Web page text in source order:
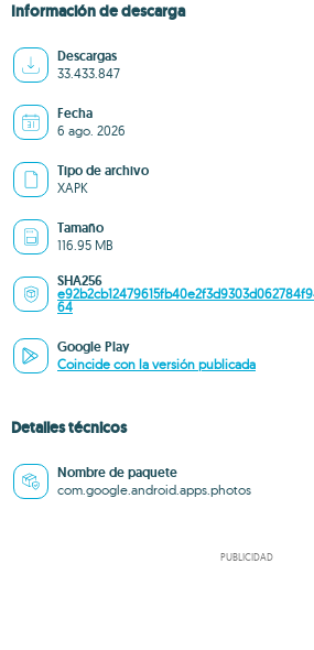
Información de descarga
Descargas
33.433.847
Fecha
6 ago. 2026
Tipo de archivo
XAPK
Tamaño
116.95 MB
SHA256
64
Google Play
Coincide con la versión publicada
Detalles técnicos
Nombre de paquete
com.google.android.apps.photos
PUBLICIDAD